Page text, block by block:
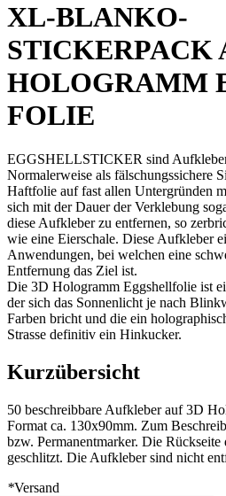
XL-BLANKO-
STICKERPACK
HOLOGRAMM
FOLIE
EGGSHELLSTICKER sind
Normalerweise als fälschungssichere
Haftfolie auf fast allen Untergründen
sich mit der Dauer der Verklebung
diese Aufkleber zu entfernen, so
wie eine Eierschale. Diese Aufkleber
Anwendungen, bei welchen eine
Entfernung das Ziel ist.
Die 3D Hologramm Eggshellfolie ist
der sich das Sonnenlicht je nach
Farben bricht und die ein
Strasse definitiv ein Hinkucker.
Kurzübersicht
50 beschreibbare Aufkleber auf 3D
Format ca. 130x90mm. Zum
bzw. Permanentmarker. Die
geschlitzt. Die Aufkleber sind nicht
*Versand